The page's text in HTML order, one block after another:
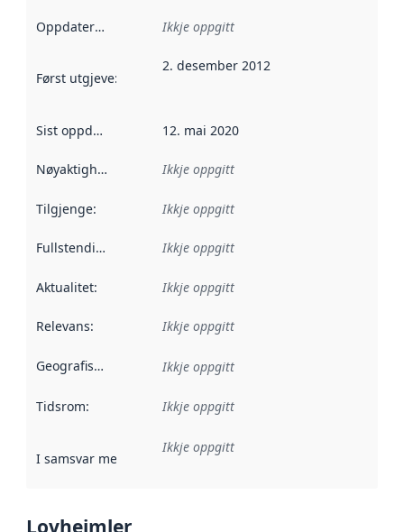
Oppdateringsfrekvens :
Ikkje oppgitt
Først utgjeve:
2. desember 2012
Sist oppdatert 12. mai 2020
Nøyaktigheit Ikkje oppgitt
Tilgjenge: Ikkje oppgitt
Fullstendigheit Ikkje oppgitt
Aktualitet: Ikkje oppgitt
Relevans: Ikkje oppgitt
Geografisk område Ikkje oppgitt
Tidsrom: Ikkje oppgitt
I samsvar med Referanse til ei implementeringsregel eller
Ikkje oppgitt
Lovheimler